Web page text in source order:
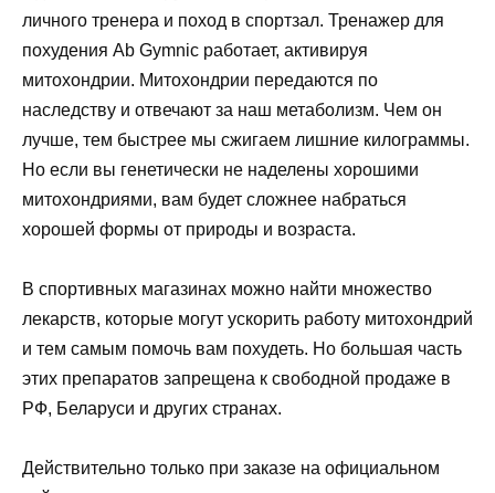
личного тренера и поход в спортзал. Тренажер для
похудения Ab Gymnic работает, активируя
митохондрии. Митохондрии передаются по
наследству и отвечают за наш метаболизм. Чем он
лучше, тем быстрее мы сжигаем лишние килограммы.
Но если вы генетически не наделены хорошими
митохондриями, вам будет сложнее набраться
хорошей формы от природы и возраста.
В спортивных магазинах можно найти множество
лекарств, которые могут ускорить работу митохондрий
и тем самым помочь вам похудеть. Но большая часть
этих препаратов запрещена к свободной продаже в
РФ, Беларуси и других странах.
Действительно только при заказе на официальном